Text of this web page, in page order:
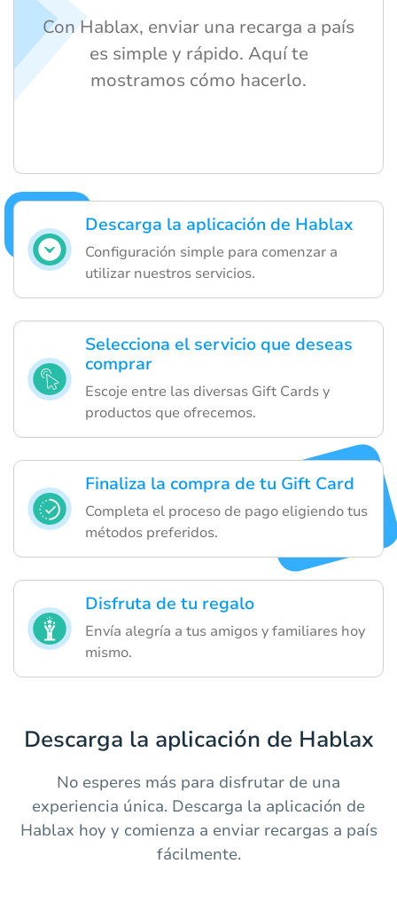
Descarga la aplicación de Hablax
Configuración simple para comenzar a
utilizar nuestros servicios.
Selecciona el servicio que deseas
comprar
Escoje entre las diversas Gift Cards y
productos que ofrecemos.
Finaliza la compra de tu Gift Card
Completa el proceso de pago eligiendo tus
métodos preferidos.
Disfruta de tu regalo
Envía alegría a tus amigos y familiares hoy
mismo.
Con Hablax, enviar una recarga a país
es simple y rápido. Aquí te
mostramos cómo hacerlo.
Descarga la aplicación de Hablax
No esperes más para disfrutar de una
experiencia única. Descarga la aplicación de
Hablax hoy y comienza a enviar recargas a país
fácilmente.